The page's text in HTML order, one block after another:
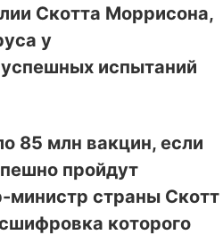
Скотта Моррисона,
у
испытаний
85 млн вакцин, если
пройдут
министр страны Скотт
которого